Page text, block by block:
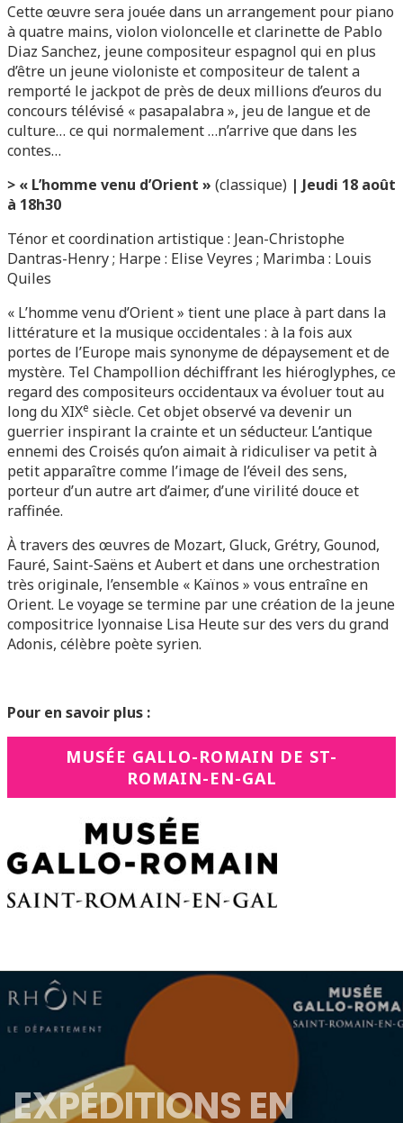
Cette œuvre sera jouée dans un arrangement pour piano
à quatre mains, violon violoncelle et clarinette de Pablo
Diaz Sanchez, jeune compositeur espagnol qui en plus
d’être un jeune violoniste et compositeur de talent a
remporté le jackpot de près de deux millions d’euros du
concours télévisé « pasapalabra », jeu de langue et de
culture… ce qui normalement …n’arrive que dans les
contes…
> « L’homme venu d’Orient » (classique) | Jeudi 18 août
à 18h30
Ténor et coordination artistique : Jean-Christophe
Dantras-Henry ; Harpe : Elise Veyres ; Marimba : Louis
Quiles
« L’homme venu d’Orient » tient une place à part dans la
littérature et la musique occidentales : à la fois aux
portes de l’Europe mais synonyme de dépaysement et de
mystère. Tel Champollion déchiffrant les hiéroglyphes, ce
regard des compositeurs occidentaux va évoluer tout au
long du XIXe siècle. Cet objet observé va devenir un
guerrier inspirant la crainte et un séducteur. L’antique
ennemi des Croisés qu’on aimait à ridiculiser va petit à
petit apparaître comme l’image de l’éveil des sens,
porteur d’un autre art d’aimer, d’une virilité douce et
raffinée.
À travers des œuvres de Mozart, Gluck, Grétry, Gounod,
Fauré, Saint-Saëns et Aubert et dans une orchestration
très originale, l’ensemble « Kaïnos » vous entraîne en
Orient. Le voyage se termine par une création de la jeune
compositrice lyonnaise Lisa Heute sur des vers du grand
Adonis, célèbre poète syrien.
Pour en savoir plus :
MUSÉE GALLO-ROMAIN DE ST-
ROMAIN-EN-GAL
EXPÉDITIONS EN